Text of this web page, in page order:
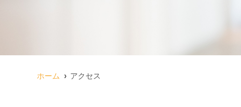
ホーム アクセス